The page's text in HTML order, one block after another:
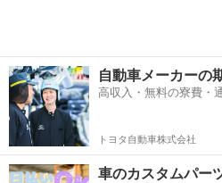
自動車メーカーの
高収入・無料の寮費・
トヨタ自動車株式会社
車のカスタムパー